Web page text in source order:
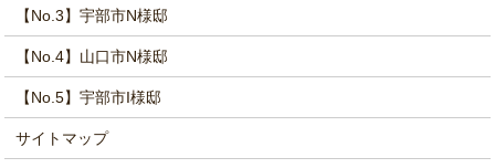
【No.3】宇部市N様邸
【No.4】山口市N様邸
【No.5】宇部市I様邸
サイトマップ